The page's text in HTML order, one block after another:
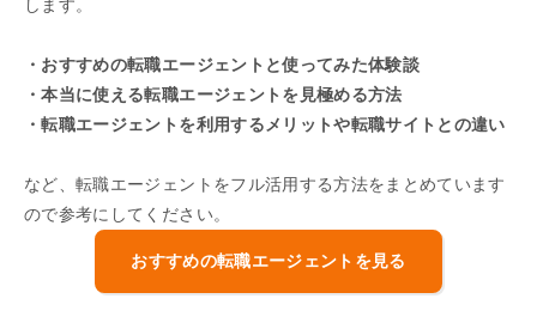
します。
・おすすめの転職エージェントと使ってみた体験談
・本当に使える転職エージェントを見極める方法
・転職エージェントを利用するメリットや転職サイトとの違い
など、転職エージェントをフル活用する方法をまとめています
ので参考にしてください。
おすすめの転職エージェントを見る